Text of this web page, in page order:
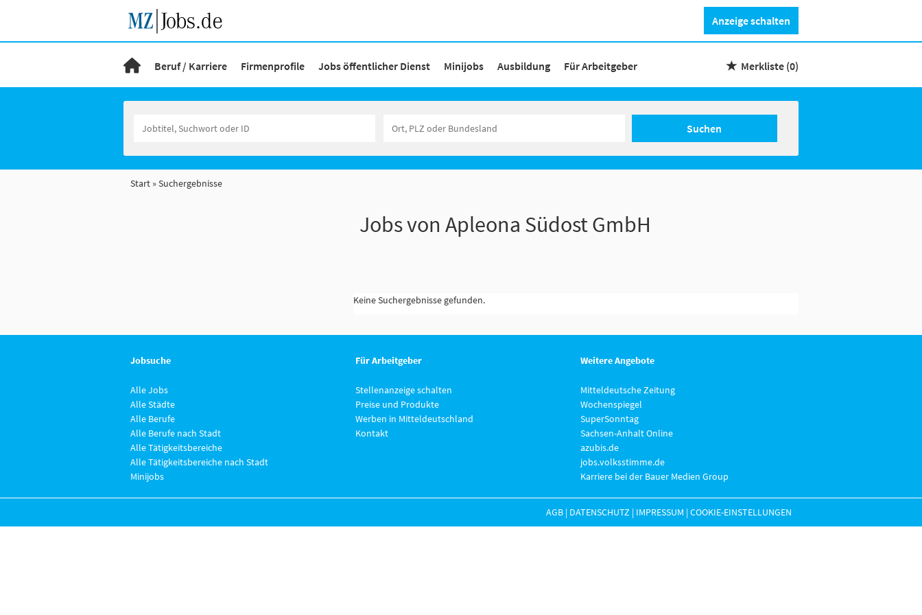
Anzeige schalten
Beruf / Karriere Firmenprofile Jobs öffentlicher Dienst Minijobs Ausbildung Für Arbeitgeber Merkliste (0)
Suchen
Start Suchergebnisse
Jobs von Apleona Südost GmbH
Keine Suchergebnisse gefunden.
Jobsuche
Alle Jobs
Alle Städte
Alle Berufe
Alle Berufe nach Stadt
Alle Tätigkeitsbereiche
Alle Tätigkeitsbereiche nach Stadt
Minijobs
Für Arbeitgeber
Stellenanzeige schalten
Preise und Produkte
Werben in Mitteldeutschland
Kontakt
Weitere Angebote
Mitteldeutsche Zeitung
Wochenspiegel
SuperSonntag
Sachsen-Anhalt Online
azubis.de
jobs.volksstimme.de
Karriere bei der Bauer Medien Group
AGB | DATENSCHUTZ | IMPRESSUM |COOKIE-EINSTELLUNGEN